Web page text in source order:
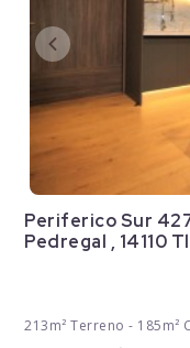
Periferico Sur
Pedregal , 14110
213m² Terreno - 185m²